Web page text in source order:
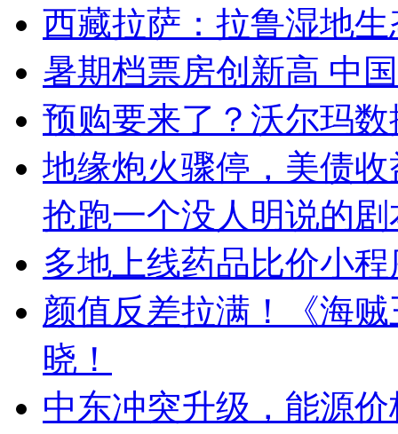
西藏拉萨：拉鲁湿地
暑期档票房创新高 中
预购要来了？沃尔玛
地缘炮火骤停，美债
抢跑一个没人明说的剧
多地上线药品比价小
颜值反差拉满！《海
晓！
中东冲突升级，能源